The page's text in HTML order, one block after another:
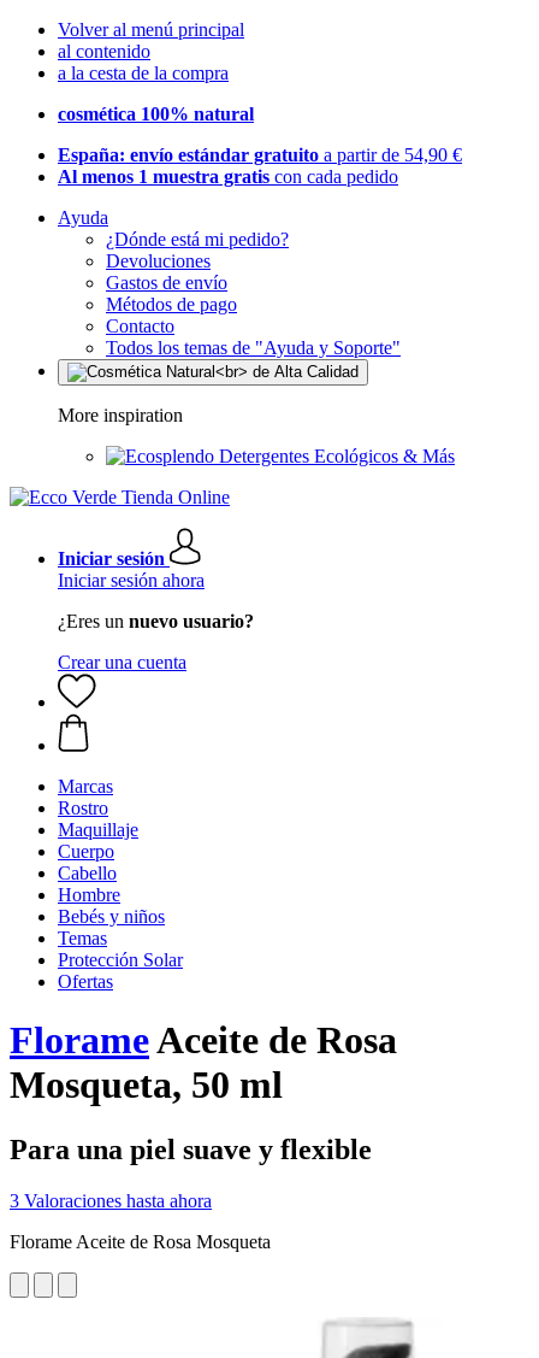
Volver al menú principal
al contenido
a la cesta de la compra
cosmética 100% natural
España: envío estándar gratuito a partir de 54,90 €
Al menos 1 muestra gratis con cada pedido
Ayuda
¿Dónde está mi pedido?
Devoluciones
Gastos de envío
Métodos de pago
Contacto
Todos los temas de "Ayuda y Soporte"
More inspiration
Detergentes Ecológicos & Más
Iniciar sesión
Iniciar sesión ahora
¿Eres un nuevo usuario?
Crear una cuenta
Marcas
Rostro
Maquillaje
Cuerpo
Cabello
Hombre
Bebés y niños
Temas
Protección Solar
Ofertas
FlorameAceite de Rosa
Mosqueta, 50 ml
Para una piel suave y flexible
3 Valoraciones hasta ahora
Florame Aceite de Rosa Mosqueta